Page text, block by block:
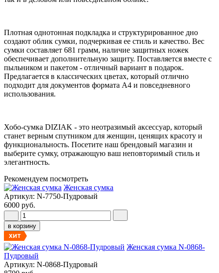
Плотная однотонная подкладка и структурированное дно
создают облик сумки, подчеркивая ее стиль и качество. Вес
сумки составляет 681 грамм, наличие защитных ножек
обеспечивает дополнительную защиту. Поставляется вместе с
пыльником и пакетом - отличный вариант в подарок.
Предлагается в классических цветах, который отлично
подходит для документов формата А4 и повседневного
использования.
Хобо-сумка DIZIAK - это неотразимый аксессуар, который
станет верным спутником для женщин, ценящих красоту и
функциональность. Посетите наш брендовый магазин и
выберите сумку, отражающую ваш неповторимый стиль и
элегантность.
Рекомендуем посмотреть
Женская сумка
Артикул: N-7750-Пудровый
6000 руб.
в корзину
ХИТ
Женская сумка N-0868-
Пудровый
Артикул: N-0868-Пудровый